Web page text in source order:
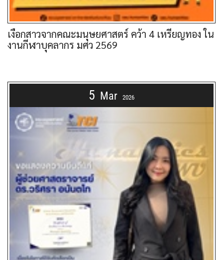
เงือกสาวจากคณะมนุษยศาสตร์ คว้า 4 เหรียญทอง ใน
งานกีฬาบุคลากร มศว 2569
5 Mar 2026